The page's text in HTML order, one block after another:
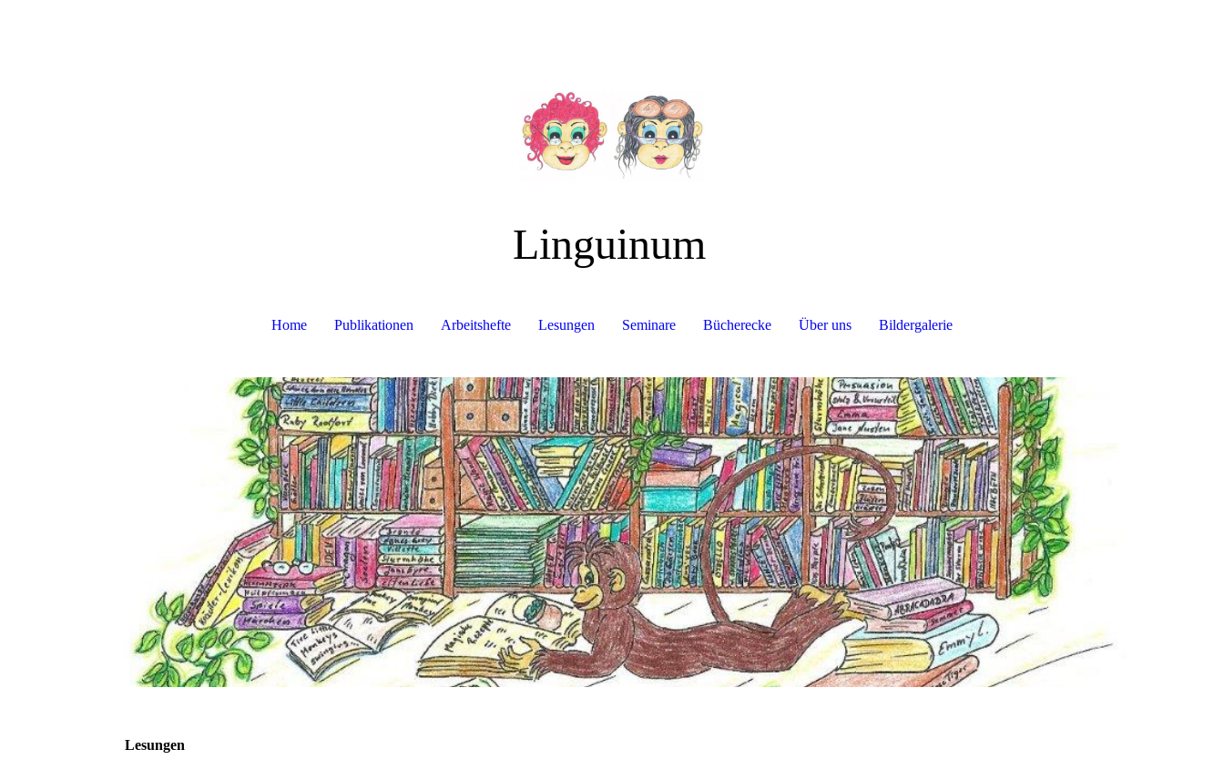
Linguinum
Home Publikationen Arbeitshefte Lesungen Seminare Bücherecke Über uns Bildergalerie
Lesungen